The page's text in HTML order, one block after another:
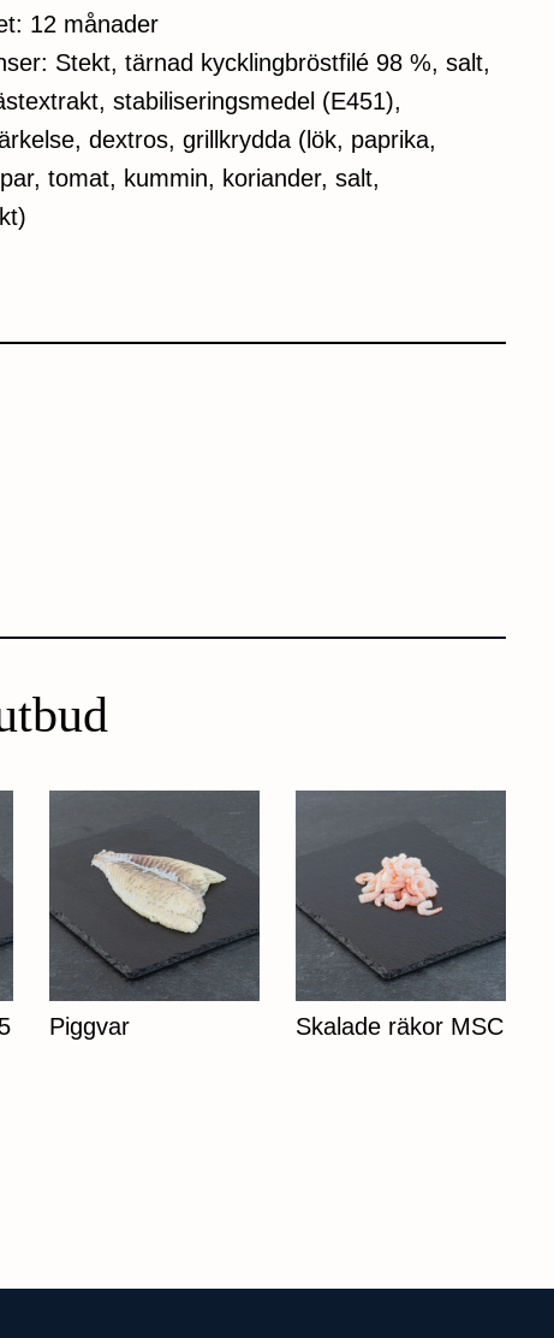
12 månader
Stekt, tärnad kycklingbröstfilé 98 %, salt,
stabiliseringsmedel (E451),
dextros, grillkrydda (lök, paprika,
tomat, kummin, koriander, salt,
Piggvar Skalade räkor MSC